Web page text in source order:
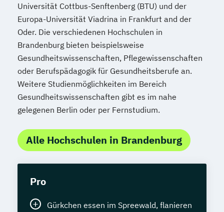
Universität Cottbus-Senftenberg (BTU) und der
Europa-Universität Viadrina in Frankfurt and der
Oder. Die verschiedenen Hochschulen in
Brandenburg bieten beispielsweise
Gesundheitswissenschaften, Pflegewissenschaften
oder Berufspädagogik für Gesundheitsberufe an.
Weitere Studienmöglichkeiten im Bereich
Gesundheitswissenschaften gibt es im nahe
gelegenen Berlin oder per Fernstudium.
Alle Hochschulen in Brandenburg
Pro
Gürkchen essen im Spreewald, flanieren